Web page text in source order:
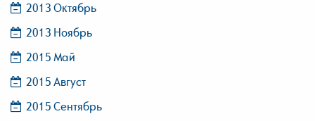
2013 Октябрь
2013 Ноябрь
2015 Май
2015 Август
2015 Сентябрь